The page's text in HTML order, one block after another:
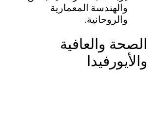
والهندسة المعمارية
والروحانية.
الصحة والعافية
والأيورفيدا